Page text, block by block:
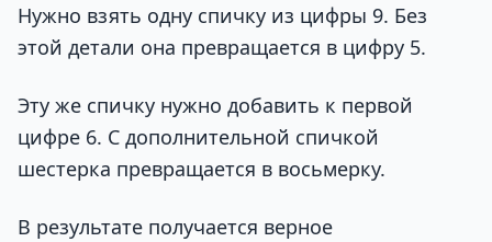
Нужно взять одну спичку из цифры 9. Без
этой детали она превращается в цифру 5.
Эту же спичку нужно добавить к первой
цифре 6. С дополнительной спичкой
шестерка превращается в восьмерку.
В результате получается верное